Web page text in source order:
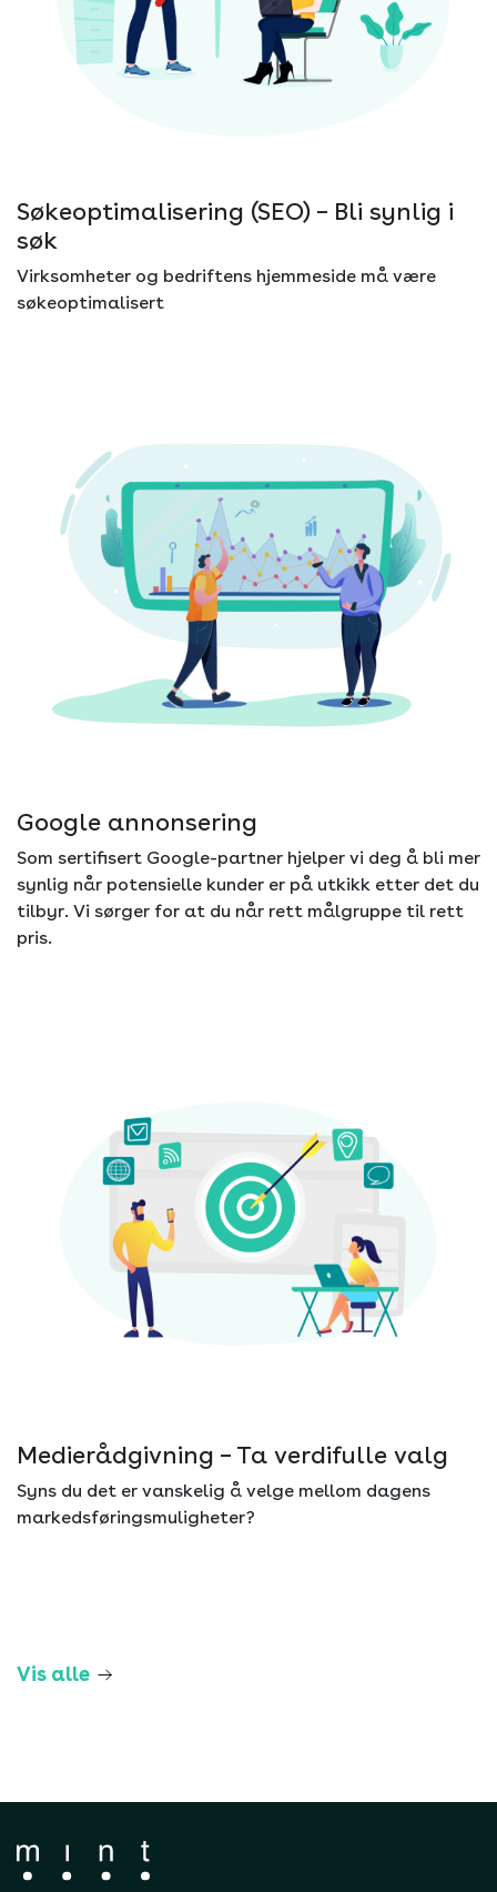
Søkeoptimalisering (SEO) – Bli synlig i
søk
Virksomheter og bedriftens hjemmeside må være
søkeoptimalisert
Google annonsering
Som sertifisert Google-partner hjelper vi deg å bli mer
synlig når potensielle kunder er på utkikk etter det du
tilbyr. Vi sørger for at du når rett målgruppe til rett
pris.
Medierådgivning – Ta verdifulle valg
Syns du det er vanskelig å velge mellom dagens
markedsføringsmuligheter?
Vis alle